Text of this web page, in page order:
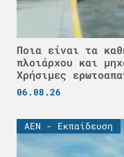
Ποια είναι τα
πλοιάρχου και
Χρήσιμες
06.08.26
ΑΕΝ - Εκπαίδευση